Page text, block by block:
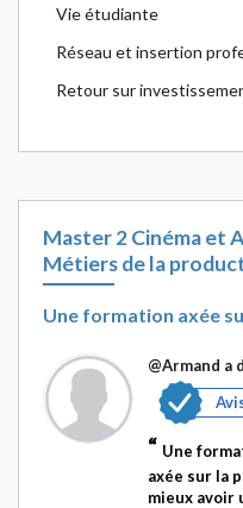
Vie étudiante
Réseau et insertion
Retour sur
Master 2 Cinéma et
Métiers de la
Une formation axée
@Armand a
Une
axée sur la
mieux avoir